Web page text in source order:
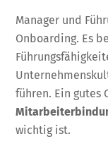
Manager und
Onboarding. Es
führen. Ein gutes
wichtig ist.